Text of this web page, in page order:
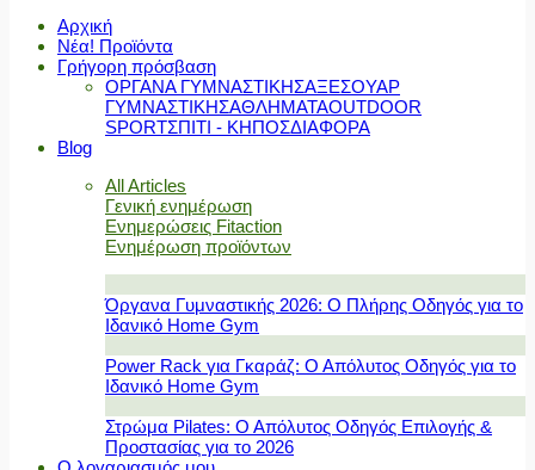
Αρχική
Νέα! Προϊόντα
Γρήγορη πρόσβαση
ΟΡΓΑΝΑ ΓΥΜΝΑΣΤΙΚΗΣΑΞΕΣΟΥΑΡ
ΓΥΜΝΑΣΤΙΚΗΣΑΘΛΗΜΑΤΑOUTDOOR
SPORTΣΠΙΤΙ - ΚΗΠΟΣΔΙΑΦΟΡΑ
Blog
All Articles
Γενική ενημέρωση
Ενημερώσεις Fitaction
Ενημέρωση προϊόντων
Όργανα Γυμναστικής 2026: Ο Πλήρης Οδηγός για το
Ιδανικό Home Gym
Power Rack για Γκαράζ: Ο Απόλυτος Οδηγός για το
Ιδανικό Home Gym
Στρώμα Pilates: Ο Απόλυτος Οδηγός Επιλογής &
Προστασίας για το 2026